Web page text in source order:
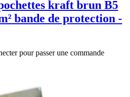
kraft brun B5
bande de protection -
pour passer une commande